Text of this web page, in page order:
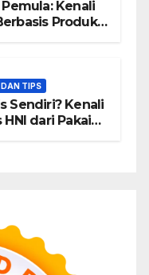
Kenali
Produk,
DAN TIPS
Sendiri? Kenali
dari Pakai